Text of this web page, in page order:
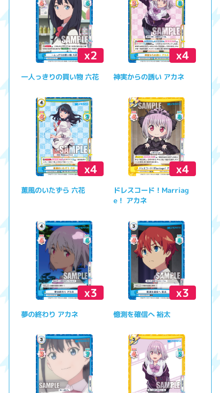
x2
一人っきりの買い物 六花
x4
神実からの誘い アカネ
x4
薫風のいたずら 六花
x4
ドレスコード！Marriag
e！ アカネ
x3
夢の終わり アカネ
x3
憶測を確信へ 裕太